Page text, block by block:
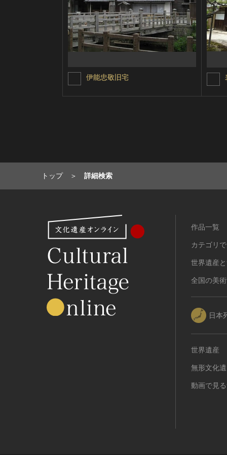
伊能忠敬旧宅
トップ 詳細検索
作品一覧
カテゴリ
世界遺産
全国の美
日本
世界遺産
無形文化
動画で見